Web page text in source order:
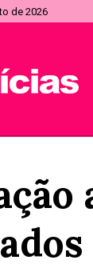
de 2026